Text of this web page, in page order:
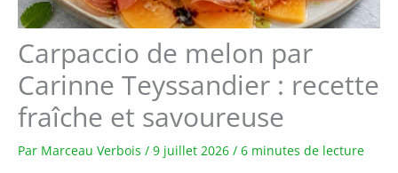
Carpaccio de melon par
Carinne Teyssandier : recette
fraîche et savoureuse
Par Marceau Verbois / 9 juillet 2026 / 6 minutes de lecture